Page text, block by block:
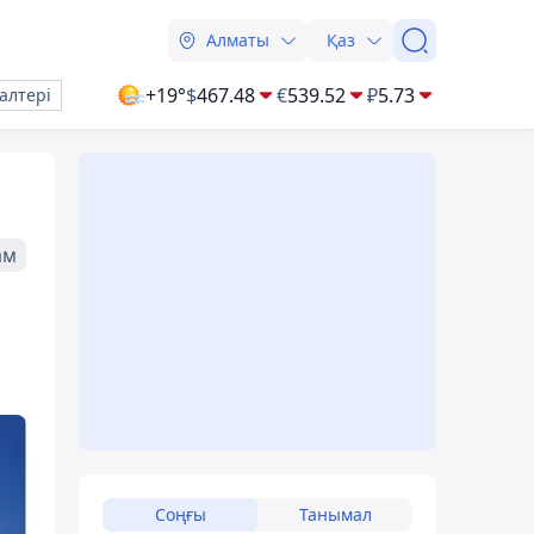
Алматы Қаз
+19°$467.48 €539.52 ₽5.73
Соңғы Танымал